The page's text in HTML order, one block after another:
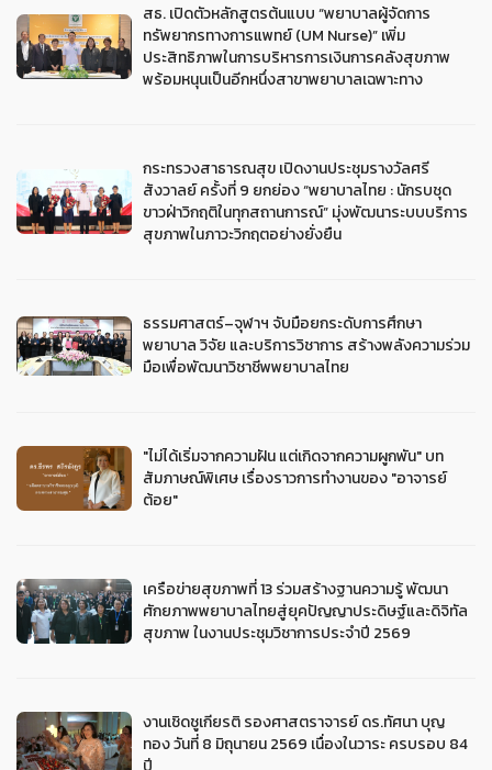
สธ. เปิดตัวหลักสูตรต้นแบบ “พยาบาลผู้จัดการ
ทรัพยากรทางการแพทย์ (UM Nurse)” เพิ่ม
ประสิทธิภาพในการบริหารการเงินการคลังสุขภาพ
พร้อมหนุนเป็นอีกหนึ่งสาขาพยาบาลเฉพาะทาง
กระทรวงสาธารณสุข เปิดงานประชุมรางวัลศรี
สังวาลย์ ครั้งที่ 9 ยกย่อง “พยาบาลไทย : นักรบชุด
ขาวฝ่าวิกฤติในทุกสถานการณ์” มุ่งพัฒนาระบบบริการ
สุขภาพในภาวะวิกฤตอย่างยั่งยืน
ธรรมศาสตร์–จุฬาฯ จับมือยกระดับการศึกษา
พยาบาล วิจัย และบริการวิชาการ สร้างพลังความร่วม
มือเพื่อพัฒนาวิชาชีพพยาบาลไทย
"ไม่ได้เริ่มจากความฝัน แต่เกิดจากความผูกพัน" บท
สัมภาษณ์พิเศษ เรื่องราวการทำงานของ "อาจารย์
ต้อย"
เครือข่ายสุขภาพที่ 13 ร่วมสร้างฐานความรู้ พัฒนา
ศักยภาพพยาบาลไทยสู่ยุคปัญญาประดิษฐ์และดิจิทัล
สุขภาพ ในงานประชุมวิชาการประจำปี 2569
งานเชิดชูเกียรติ รองศาสตราจารย์ ดร.ทัศนา บุญ
ทอง วันที่ 8 มิถุนายน 2569 เนื่องในวาระ ครบรอบ 84